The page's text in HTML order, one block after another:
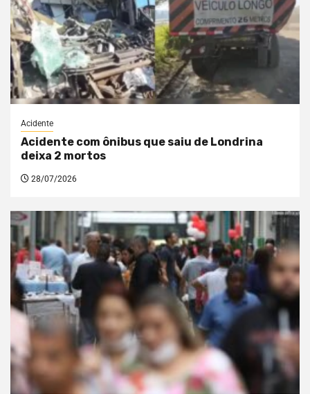
Acidente
Acidente com ônibus que saiu de Londrina
deixa 2 mortos
28/07/2026